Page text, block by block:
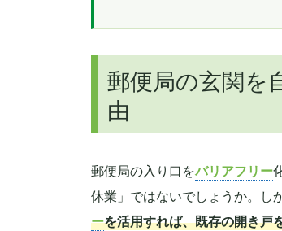
郵便局の玄関を
由
郵便局の入り口をバリアフリー
休業」ではないでしょうか。しか
ーを活用すれば、既存の開き戸